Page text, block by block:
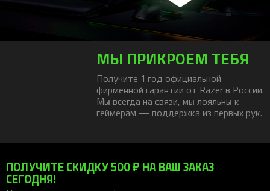
МЫ ПРИКРОЕМ ТЕБЯ
Получите 1 год официальной
фирменной гарантии от Razer в России.
Мы всегда на связи, мы лояльны к
геймерам — поддержка из первых рук.
ПОЛУЧИТЕ СКИДКУ 500 ₽ НА ВАШ ЗАКАЗ
СЕГОДНЯ!